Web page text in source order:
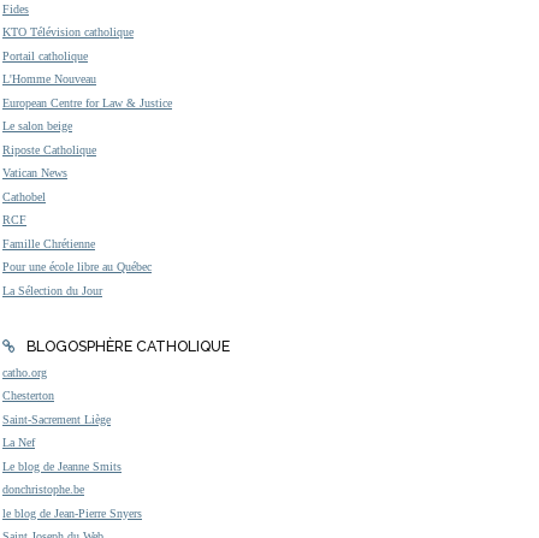
Fides
KTO Télévision catholique
Portail catholique
L'Homme Nouveau
European Centre for Law & Justice
Le salon beige
Riposte Catholique
Vatican News
Cathobel
RCF
Famille Chrétienne
Pour une école libre au Québec
La Sélection du Jour
BLOGOSPHÈRE CATHOLIQUE
catho.org
Chesterton
Saint-Sacrement Liège
La Nef
Le blog de Jeanne Smits
donchristophe.be
le blog de Jean-Pierre Snyers